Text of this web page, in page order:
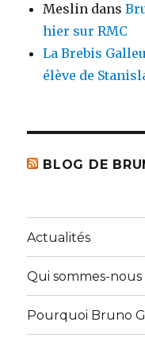
Meslin dans
hier sur RMC
La Brebis
élève de
BLOG DE
Actualités
Qui sommes-nous
Pourquoi Bruno